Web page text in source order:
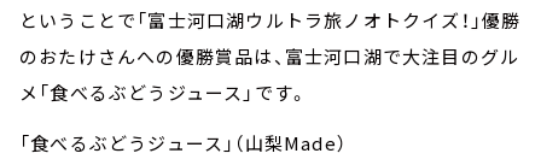
ということで「富士河口湖ウルトラ旅ノオトクイズ！」優勝
のおたけさんへの優勝賞品は、富士河口湖で大注目のグル
メ「食べるぶどうジュース」です。
「食べるぶどうジュース」（山梨Made）